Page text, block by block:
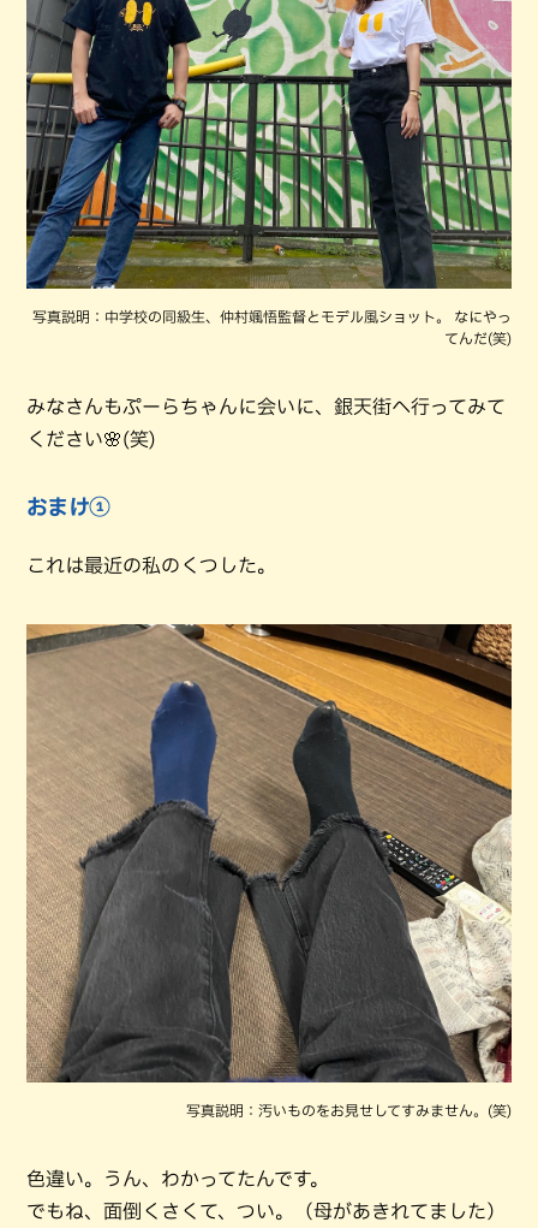
写真説明：中学校の同級生、仲村颯悟監督とモデル風ショット。 なにやっ
てんだ(笑)
みなさんもぷーらちゃんに会いに、銀天街へ行ってみて
ください🌸(笑)
おまけ①
これは最近の私のくつした。
写真説明：汚いものをお見せしてすみません。(笑)
色違い。うん、わかってたんです。
でもね、面倒くさくて、つい。（母があきれてました）